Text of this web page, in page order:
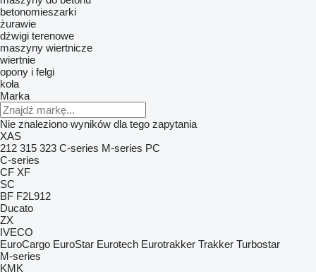
betonomieszarki
żurawie
dźwigi terenowe
maszyny wiertnicze
wiertnie
opony i felgi
koła
Marka
Nie znaleziono wyników dla tego zapytania
XAS
212 315 323 C-series M-series PC
C-series
CF XF
SC
BF F2L912
Ducato
ZX
IVECO
EuroCargo EuroStar Eurotech Eurotrakker Trakker Turbostar
M-series
KMK